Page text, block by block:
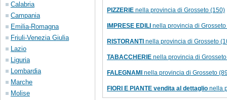
Calabria
Campania
Emilia-Romagna
Friuli-Venezia Giulia
Lazio
Liguria
Lombardia
Marche
Molise
PIZZERIE nella provincia di Grosseto (150)
IMPRESE EDILI nella provincia di
RISTORANTI nella provincia di Grosseto
TABACCHERIE nella provincia di
FALEGNAMI nella provincia di Grosseto
FIORI E PIANTE vendita al dettaglio nella